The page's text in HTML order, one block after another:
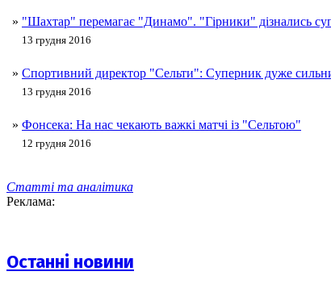
» "Шахтар" перемагає "Динамо". "Гірники" дізнались
13 грудня 2016
» Спортивний директор "Сельти": Суперник дуже
13 грудня 2016
» Фонсека: На нас чекають важкі матчі із "Сельтою"
12 грудня 2016
Статті та аналітика
Реклама:
Останні новини